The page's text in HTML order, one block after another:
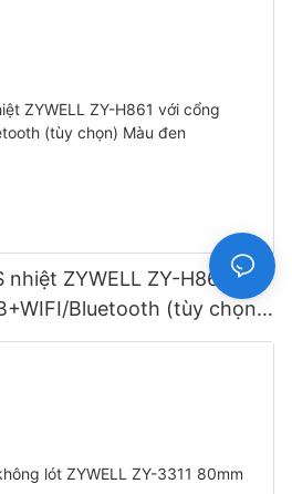
ZYWELL ZY-H861 với
Bluetooth (tùy chọn)